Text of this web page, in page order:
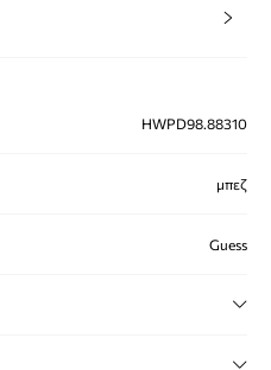
HWPD98.88310
μπεζ
Guess